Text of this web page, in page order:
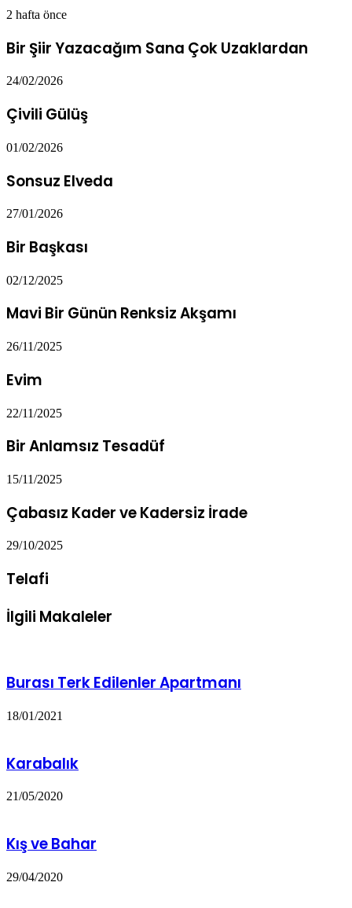
2 hafta önce
Bir Şiir Yazacağım Sana Çok Uzaklardan
24/02/2026
Çivili Gülüş
01/02/2026
Sonsuz Elveda
27/01/2026
Bir Başkası
02/12/2025
Mavi Bir Günün Renksiz Akşamı
26/11/2025
Evim
22/11/2025
Bir Anlamsız Tesadüf
15/11/2025
Çabasız Kader ve Kadersiz İrade
29/10/2025
Telafi
İlgili Makaleler
Burası Terk Edilenler Apartmanı
18/01/2021
Karabalık
21/05/2020
Kış ve Bahar
29/04/2020